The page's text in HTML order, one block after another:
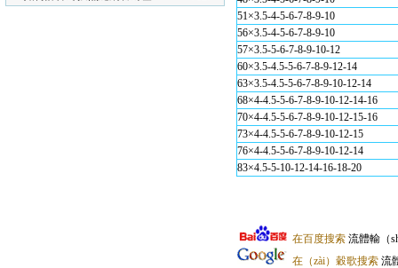
51×3.5-4-5-6-7-8-9-10
56×3.5-4-5-6-7-8-9-10
57×3.5-5-6-7-8-9-10-12
60×3.5-4.5-5-6-7-8-9-12-14
63×3.5-4.5-5-6-7-8-9-10-12-14
68×4-4.5-5-6-7-8-9-10-12-14-16
70×4-4.5-5-6-7-8-9-10-12-15-16
73×4-4.5-5-6-7-8-9-10-12-15
76×4-4.5-5-6-7-8-9-10-12-14
83×4.5-5-10-12-14-16-18-20
在百度搜索流體輸（
在（zài）穀歌搜索流